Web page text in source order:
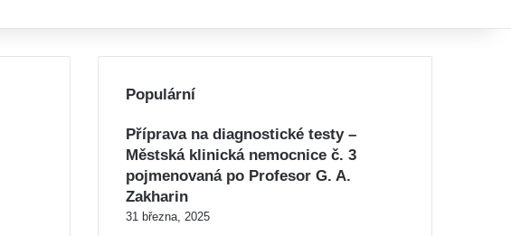
Populární
Příprava na diagnostické testy –
Městská klinická nemocnice č. 3
pojmenovaná po Profesor G. A.
Zakharin
31 března, 2025